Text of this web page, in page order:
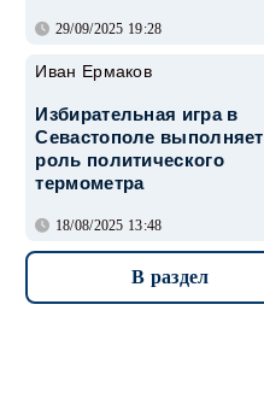
29/09/2025 19:28
Иван Ермаков
Избирательная игра в
Севастополе выполняет
роль политического
термометра
18/08/2025 13:48
В раздел